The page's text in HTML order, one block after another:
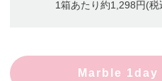
1箱あたり約1,298円(税
Marble 1day